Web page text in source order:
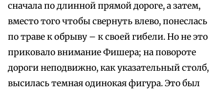
сначала по длинной прямой дороге, а затем,
вместо того чтобы свернуть влево, понеслась
по траве к обрыву – к своей гибели. Но не это
приковало внимание Фишера; на повороте
дороги неподвижно, как указательный столб,
высилась темная одинокая фигура. Это был